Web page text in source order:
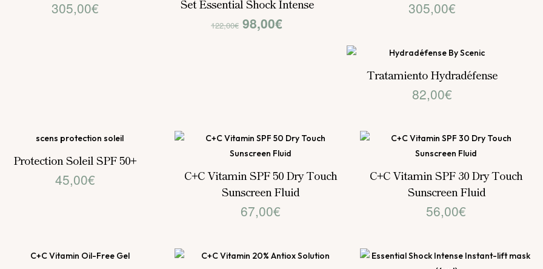
305,00€ Set Essential Shock Intense
122,00€ El
98,00€El
305,00€
Tratamiento Hydradéfense
82,00€
Protection Soleil SPF 50+
45,00€
C+C Vitamin SPF 50 Dry Touch
Sunscreen Fluid
67,00€
C+C Vitamin SPF 30 Dry Touch
Sunscreen Fluid
56,00€